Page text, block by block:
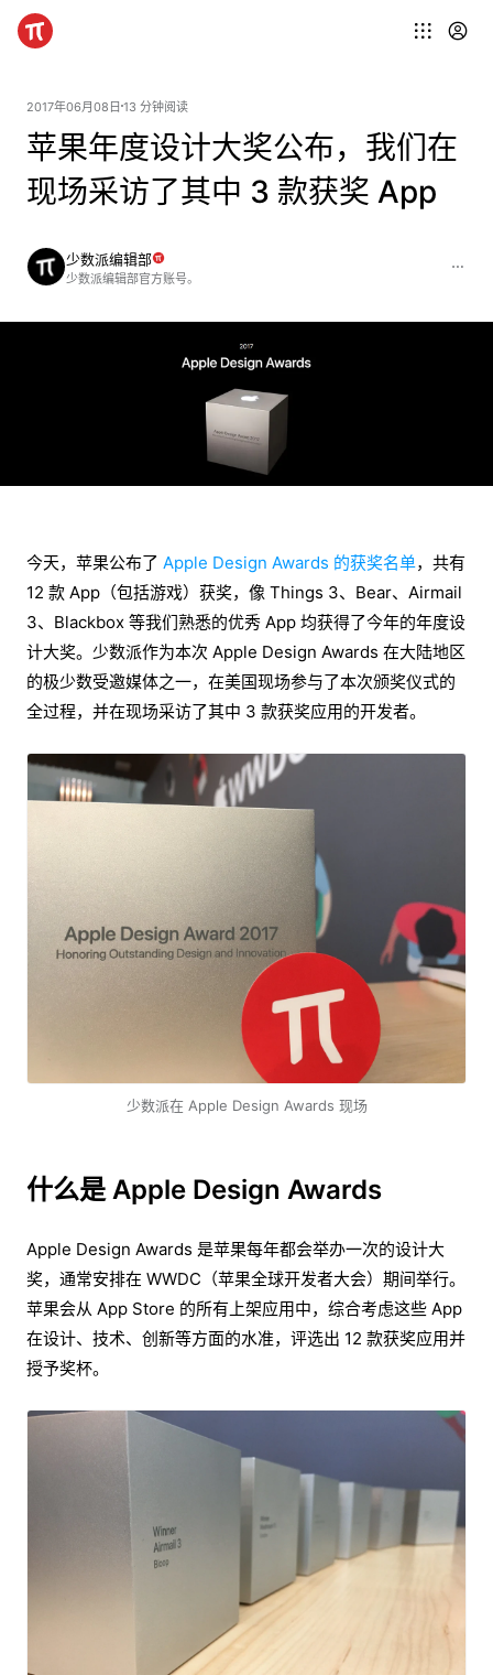
2017年06月08日 13 分钟阅读
苹果年度设计大奖公布，我们在
现场采访了其中 3 款获奖 App
少数派编辑部
少数派编辑部官方账号。
今天，苹果公布了 Apple Design Awards 的获奖名单，共有
12 款 App（包括游戏）获奖，像 Things 3、Bear、Airmail
3、Blackbox 等我们熟悉的优秀 App 均获得了今年的年度设
计大奖。少数派作为本次 Apple Design Awards 在大陆地区
的极少数受邀媒体之一，在美国现场参与了本次颁奖仪式的
全过程，并在现场采访了其中 3 款获奖应用的开发者。
少数派在 Apple Design Awards 现场
什么是 Apple Design Awards
Apple Design Awards 是苹果每年都会举办一次的设计大
奖，通常安排在 WWDC（苹果全球开发者大会）期间举行。
苹果会从 App Store 的所有上架应用中，综合考虑这些 App
在设计、技术、创新等方面的水准，评选出 12 款获奖应用并
授予奖杯。